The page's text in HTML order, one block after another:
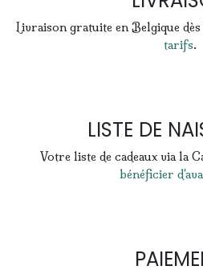
Livraison gratuite en Belgique
tarifs.
LISTE DE
Votre liste de cadeaux via la
bénéficier